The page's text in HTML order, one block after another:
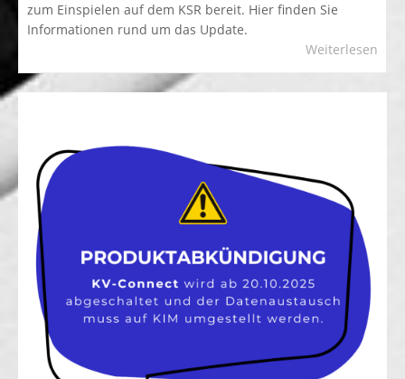
zum Einspielen auf dem KSR bereit. Hier finden Sie
Informationen rund um das Update.
Weiterlesen